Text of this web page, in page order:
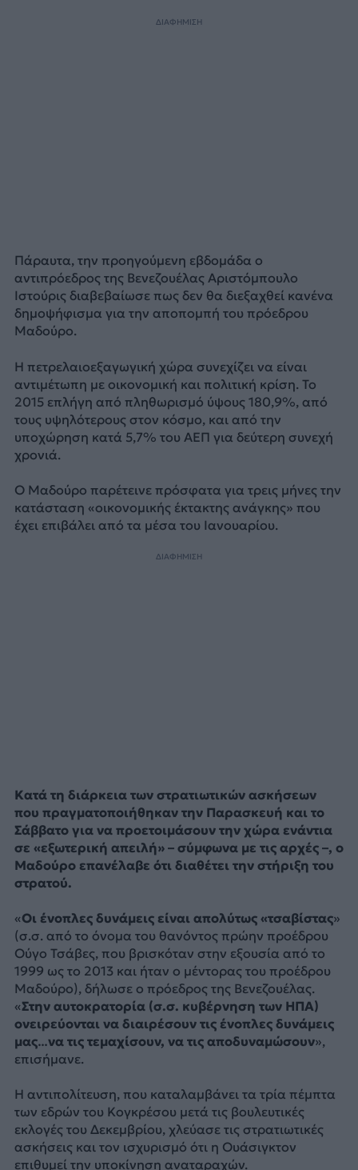
ΔΙΑΦΗΜΙΣΗ
Πάραυτα, την προηγούμενη εβδομάδα ο
αντιπρόεδρος της Βενεζουέλας Αριστόμπουλο
Ιστούρις διαβεβαίωσε πως δεν θα διεξαχθεί κανένα
δημοψήφισμα για την αποπομπή του πρόεδρου
Μαδούρο.
Η πετρελαιοεξαγωγική χώρα συνεχίζει να είναι
αντιμέτωπη με οικονομική και πολιτική κρίση. Το
2015 επλήγη από πληθωρισμό ύψους 180,9%, από
τους υψηλότερους στον κόσμο, και από την
υποχώρηση κατά 5,7% του ΑΕΠ για δεύτερη συνεχή
χρονιά.
Ο Μαδούρο παρέτεινε πρόσφατα για τρεις μήνες την
κατάσταση «οικονομικής έκτακτης ανάγκης» που
έχει επιβάλει από τα μέσα του Ιανουαρίου.
ΔΙΑΦΗΜΙΣΗ
Κατά τη διάρκεια των στρατιωτικών ασκήσεων
που πραγματοποιήθηκαν την Παρασκευή και το
Σάββατο για να προετοιμάσουν την χώρα ενάντια
σε «εξωτερική απειλή» – σύμφωνα με τις αρχές –, ο
Μαδούρο επανέλαβε ότι διαθέτει την στήριξη του
στρατού.
«Οι ένοπλες δυνάμεις είναι απολύτως «τσαβίστας»
(σ.σ. από το όνομα του θανόντος πρώην προέδρου
Ούγο Τσάβες, που βρισκόταν στην εξουσία από το
1999 ως το 2013 και ήταν ο μέντορας του προέδρου
Μαδούρο), δήλωσε ο πρόεδρος της Βενεζουέλας.
«Στην αυτοκρατορία (σ.σ. κυβέρνηση των ΗΠΑ)
ονειρεύονται να διαιρέσουν τις ένοπλες δυνάμεις
μας…να τις τεμαχίσουν, να τις αποδυναμώσουν»,
επισήμανε.
Η αντιπολίτευση, που καταλαμβάνει τα τρία πέμπτα
των εδρών του Κογκρέσου μετά τις βουλευτικές
εκλογές του Δεκεμβρίου, χλεύασε τις στρατιωτικές
ασκήσεις και τον ισχυρισμό ότι η Ουάσιγκτον
επιθυμεί την υποκίνηση αναταραχών.